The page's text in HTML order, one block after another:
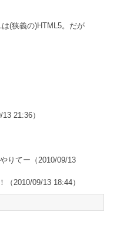
(狭義の)HTML5。だが
13 21:36）
りてー （2010/09/13
（2010/09/13 18:44）